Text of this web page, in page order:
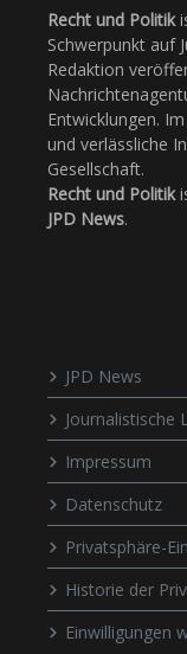
Recht und Politik
Schwerpunkt auf
Redaktion
Entwicklungen.
und verlässliche
Gesellschaft.
Recht und Politik
JPD News.
JPD News
Journalistische
Impressum
Datenschutz
Privatsphäre-
Historie der
Einwilligungen